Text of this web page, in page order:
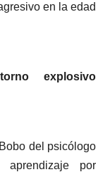
en la edad
explosivo
del psicólogo
por